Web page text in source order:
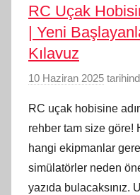
RC Uçak
| Yeni
Kılavuz
10 Haziran 2025
RC uçak hobisine
rehber tam size göre!
hangi ekipmanlar
simülatörler neden
yazıda bulacaksınız.